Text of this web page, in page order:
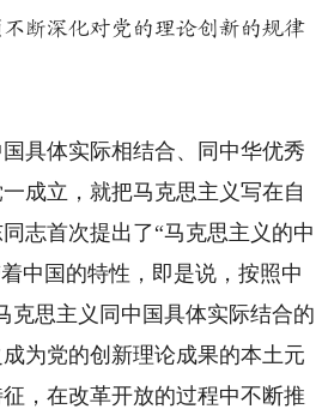
断深化对党的理论创新的规律
具体实际相结合、同中华优秀
成立，就把马克思主义写在自
志首次提出了“马克思主义的中
中国的特性，即是说，按照中
克思主义同中国具体实际结合的
为党的创新理论成果的本土元
，在改革开放的过程中不断推